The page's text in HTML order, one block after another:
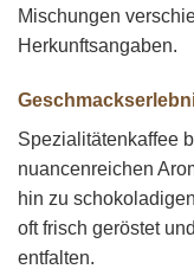
Mischungen
Herkunftsangaben.
Spezialitätenkaffee
nuancenreichen
hin zu
oft frisch geröstet
entfalten.